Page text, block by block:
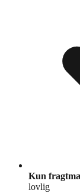
Kun
lovlig